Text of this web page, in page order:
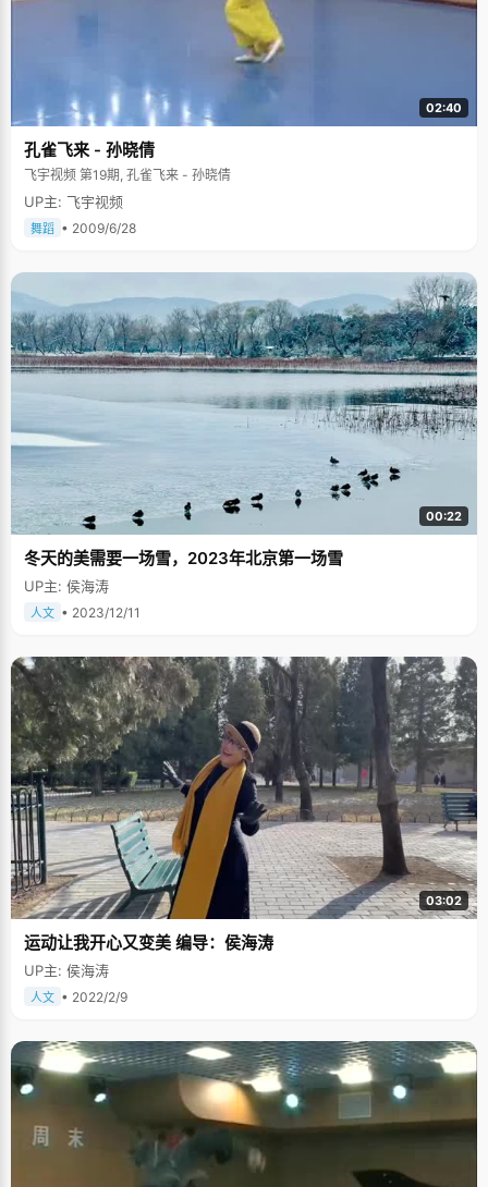
02:40
孔雀飞来 - 孙晓倩
飞宇视频 第19期, 孔雀飞来 - 孙晓倩
UP主: 飞宇视频
舞蹈 • 2009/6/28
00:22
冬天的美需要一场雪，2023年北京第一场雪
UP主: 侯海涛
人文 • 2023/12/11
03:02
运动让我开心又变美 编导：侯海涛
UP主: 侯海涛
人文 • 2022/2/9